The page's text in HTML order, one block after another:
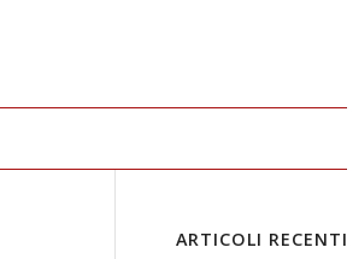
ARTICOLI RECENTI